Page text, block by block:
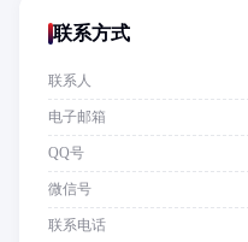
联系方式
联系人
电子邮箱
QQ号
微信号
联系电话